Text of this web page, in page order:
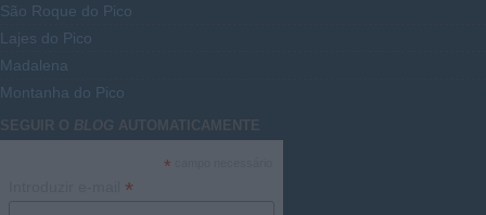
São Roque do Pico
Lajes do Pico
Madalena
Montanha do Pico
SEGUIR O BLOG AUTOMATICAMENTE
*
*